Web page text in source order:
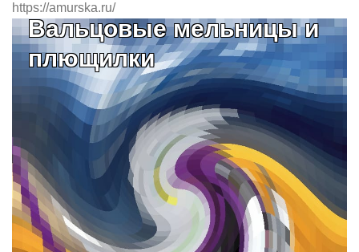
https://amurska.ru/
Вальцовые мельницы и
плющилки